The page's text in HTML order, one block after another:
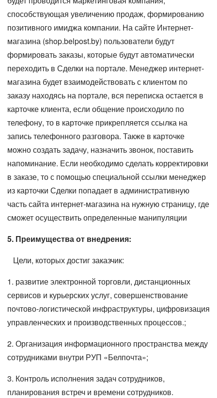
способствующая увеличению продаж, формированию
позитивного имиджа компании. На сайте Интернет-
магазина (shop.belpost.by) пользователи будут
формировать заказы, которые будут автоматически
переходить в Сделки на портале. Менеджер интернет-
магазина будет взаимодействовать с клиентом по
заказу находясь на портале, вся переписка остается в
карточке клиента, если общение происходило по
телефону, то в карточке прикрепляется ссылка на
запись телефонного разговора. Также в карточке
можно создать задачу, назначить звонок, поставить
напоминание. Если необходимо сделать корректировки
в заказе, то с помощью специальной ссылки менеджер
из карточки Сделки попадает в административную
часть сайта интернет-магазина на нужную страницу, где
сможет осуществить определенные манипуляции
5. Преимущества от внедрения:
Цели, которых достиг заказчик:
1. развитие электронной торговли, дистанционных
сервисов и курьерских услуг, совершенствование
почтово-логистической инфраструктуры, цифровизация
управленческих и производственных процессов.;
2. Организация информационного пространства между
сотрудниками внутри РУП «Белпочта»;
3. Контроль исполнения задач сотрудников,
планирования встреч и времени сотрудников.